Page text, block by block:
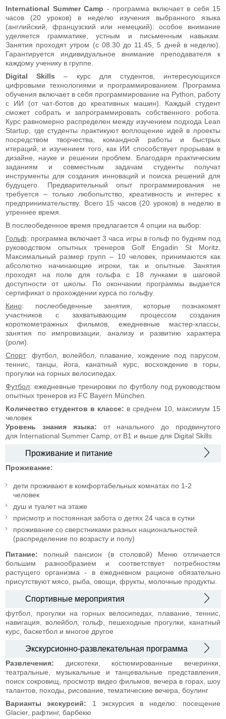
International Summer Camp - программа включает в себя 15
часов (20 уроков) в неделю изучения выбранного языка
(английский, французский или немецкий): особое внимание
уделяется грамматике, устным и письменным навыкам.
Занятия проходят утром (с 08.30 до 11.45, 5 дней в неделю).
Гарантируется индивидуальное внимание преподавателя к
каждому ученику в группе.
Digital Skills – курс для студентов, интересующихся
цифровыми технологиями и программированием. Программа
обучения включает в себя программирование на Python, работу
с ИИ (от чат-ботов до креативных машин). Каждый студент
сможет собрать и запрограммировать собственного робота.
Курс равномерно распределен между изучением подхода Lean
Startup, где студенты практикуют воплощение идей в проекты
посредством творчества, командной работы и быстрых
итераций, и изучением того, как ИИ способствует прорывам в
дизайне, науке и решении проблем. Благодаря практическим
заданиям и совместным задачам студенты получат
инструменты для создания инноваций и поиска решений для
будущего. Предварительный опыт программирования не
требуется – только любопытство, креативность и интерес к
предпринимательству. Всего 15 часов (20 уроков) в неделю в
утреннее время.
В послеобеденное время предлагается 4 опции на выбор:
Гольф: программа включает 3 часа игры в гольф по будням под
руководством опытных тренеров Golf Engadin St Moritz.
Максимальный размер групп – 10 человек, принимаются как
абсолютно начинающие игроки, так и опытные. Занятия
проходят на поле для гольфа с 18 лунками в шаговой
доступности от школы. По окончании программы выдается
сертификат о прохождении курса по гольфу.
Кино: послеобеденные занятия, которые познакомят
участников с захватывающим процессом создания
короткометражных фильмов, ежедневные мастер-классы,
занятия по импровизации, анализу и развитию характера
(роли).
Спорт: футбол, волейбол, плавание, хождение под парусом,
теннис, танцы, йога, канатный курс, восхождение в горы,
прогулки на горных велосипедах.
Футбол: ежедневные тренировки по футболу под руководством
опытных тренеров из FC Bayern München.
Количество студентов в классе: в среднем 10, максимум 15
человек
Уровень знания языка: от начального до продвинутого
для International Summer Camp, от В1 и выше для Digital Skills
Проживание и питание
Проживание:
дети проживают в комфортабельных комнатах по 1-2
человек
душ и туалет на этаже
присмотр и постоянная забота о детях 24 часа в сутки
проживание со сверстниками разных национальностей
(распределение по возрасту и полу)
Питание: полный пансион (в столовой) Меню отличается
большим разнообразием и соответствует потребностям
растущего организма - в ежедневном рационе обязательно
присутствуют мясо, рыба, овощи, фрукты, молочные продукты.
Спортивные мероприятия
футбол, прогулки на горных велосипедах, плавание, теннис,
навигация, волейбол, гольф, пешеходные прогулки, канатный
курс, баскетбол и многое другое
Экскурсионно-развлекательная программа
Развлечения: дискотеки, костюмированные вечеринки,
театральные, музыкальные и танцевальные представления,
поиск сокровищ, просмотр видео фильмов, вечера в горах, шоу
талантов, походы, рисование, тематические вечера, боулинг
Варианты экскурсий: 1 экскурсия в неделю: посещение
Glacier, рафтинг, барбекю